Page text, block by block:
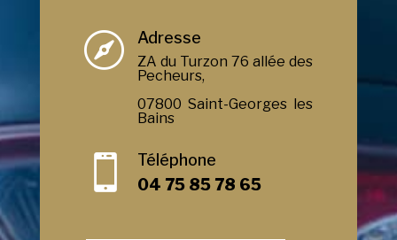
 Adresse
ZA du Turzon 76 allée des
Pecheurs,
07800 Saint-Georges les
Bains

Téléphone
04 75 85 78 65